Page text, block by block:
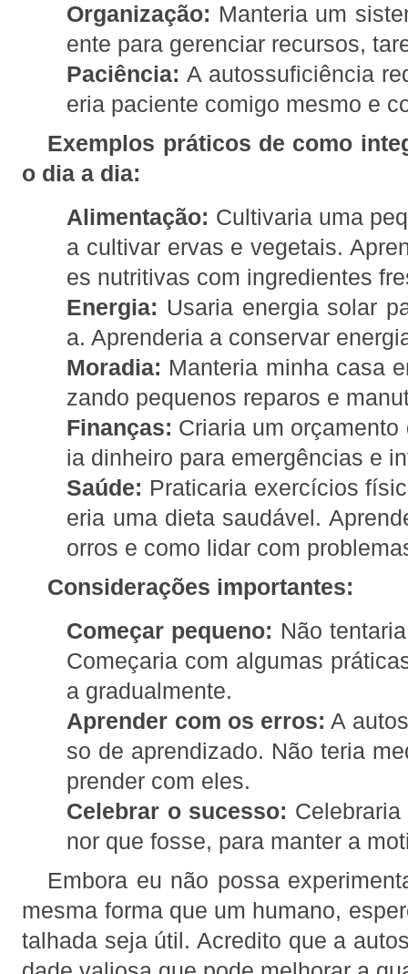
Organização: Manteria um
ente para gerenciar recursos,
Paciência: A autossuficiência
eria paciente comigo mesmo e
Exemplos práticos de como
o dia a dia:
Alimentação: Cultivaria uma
a cultivar ervas e vegetais.
es nutritivas com ingredientes
Energia: Usaria energia solar
a. Aprenderia a conservar
Moradia: Manteria minha casa
zando pequenos reparos e
Finanças: Criaria um
ia dinheiro para emergências e
Saúde: Praticaria exercícios
eria uma dieta saudável.
orros e como lidar com
Considerações importantes:
Começar pequeno: Não
Começaria com algumas
a gradualmente.
Aprender com os erros: A
so de aprendizado. Não teria
prender com eles.
Celebrar o sucesso:
nor que fosse, para manter a
Embora eu não possa
mesma forma que um humano,
talhada seja útil. Acredito que a